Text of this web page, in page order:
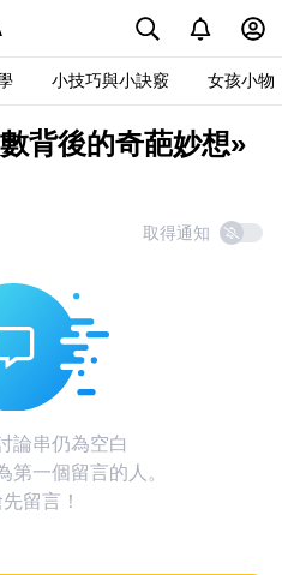
小技巧與小訣竅 女孩小物
背後的奇葩妙想»
取得通知
論串仍為空白
第一個留言的人。
留言！